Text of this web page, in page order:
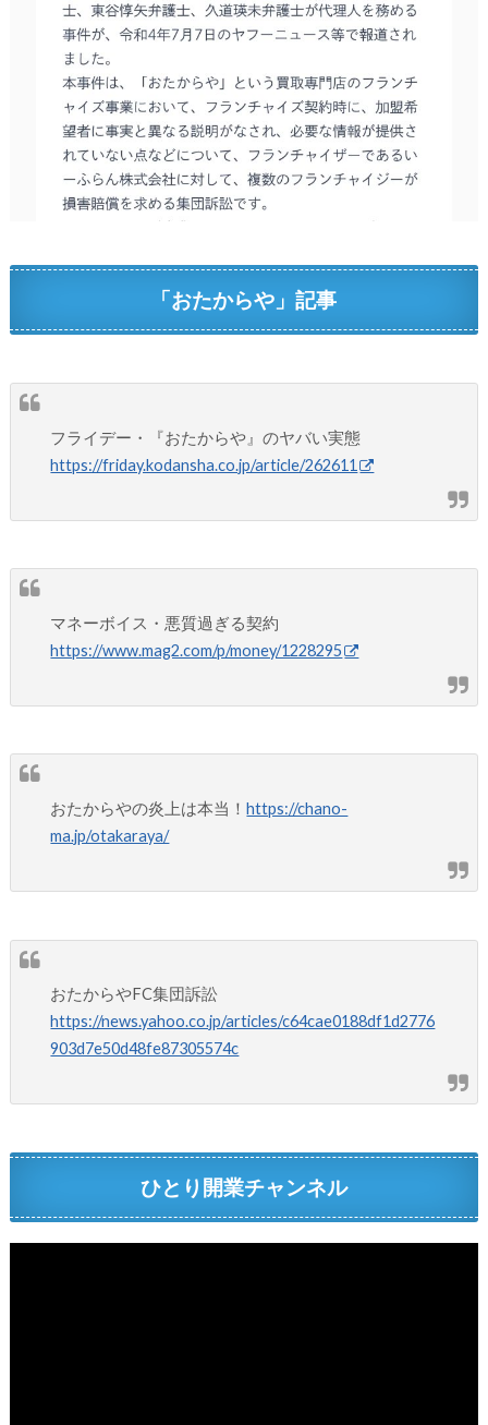
「おたからや」記事
フライデー・『おたからや』のヤバい実態
https://friday.kodansha.co.jp/article/262611
マネーボイス・悪質過ぎる契約
https://www.mag2.com/p/money/1228295
おたからやの炎上は本当！https://chano-
ma.jp/otakaraya/
おたからやFC集団訴訟
https://news.yahoo.co.jp/articles/c64cae0188df1d2776
903d7e50d48fe87305574c
ひとり開業チャンネル